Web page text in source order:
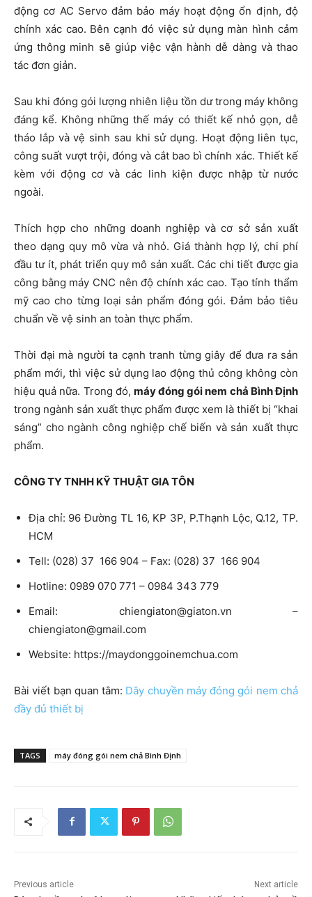
động cơ AC Servo đảm bảo máy hoạt động ổn định, độ
chính xác cao. Bên cạnh đó việc sử dụng màn hình cảm
ứng thông minh sẽ giúp việc vận hành dễ dàng và thao
tác đơn giản.
Sau khi đóng gói lượng nhiên liệu tồn dư trong máy không
đáng kể. Không những thế máy có thiết kế nhỏ gọn, dễ
tháo lắp và vệ sinh sau khi sử dụng. Hoạt động liên tục,
công suất vượt trội, đóng và cắt bao bì chính xác. Thiết kế
kèm với động cơ và các linh kiện được nhập từ nước
ngoài.
Thích hợp cho những doanh nghiệp và cơ sở sản xuất
theo dạng quy mô vừa và nhỏ. Giá thành hợp lý, chi phí
đầu tư ít, phát triển quy mô sản xuất. Các chi tiết được gia
công bằng máy CNC nên độ chính xác cao. Tạo tính thẩm
mỹ cao cho từng loại sản phẩm đóng gói. Đảm bảo tiêu
chuẩn về vệ sinh an toàn thực phẩm.
Thời đại mà người ta cạnh tranh từng giây để đưa ra sản
phẩm mới, thì việc sử dụng lao động thủ công không còn
hiệu quả nữa. Trong đó, máy đóng gói nem chả Bình Định
trong ngành sản xuất thực phẩm được xem là thiết bị “khai
sáng” cho ngành công nghiệp chế biến và sản xuất thực
phẩm.
CÔNG TY TNHH KỸ THUẬT GIA TÔN
Địa chỉ: 96 Đường TL 16, KP 3P, P.Thạnh Lộc, Q.12, TP.
HCM
Tell: (028) 37 166 904 – Fax: (028) 37 166 904
Hotline: 0989 070 771 – 0984 343 779
Email: chiengiaton@giaton.vn –
chiengiaton@gmail.com
Website: https://maydonggoinemchua.com
Bài viết bạn quan tâm: Dây chuyền máy đóng gói nem chả
đầy đủ thiết bị
TAGS máy đóng gói nem chả Bình Định
Previous article Next article